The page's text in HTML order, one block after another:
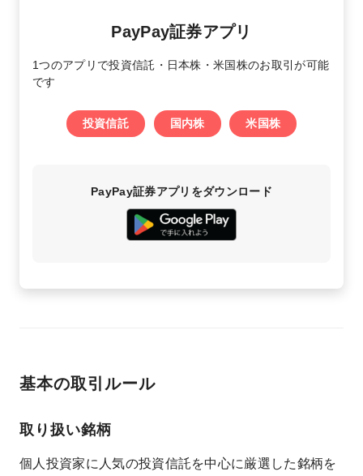
PayPay証券アプリ
1つのアプリで投資信託・日本株・米国株のお取引が可能
です
投資信託 国内株 米国株
PayPay証券アプリをダウンロード
基本の取引ルール
取り扱い銘柄
個人投資家に人気の投資信託を中心に厳選した銘柄を